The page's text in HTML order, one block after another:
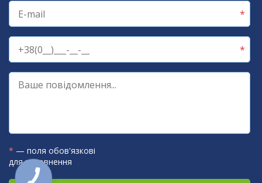
* — поля обов'язкові
для заповнення
КНОПКА
ЗВ'ЯЗКУ